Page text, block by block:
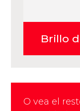
Brillo
O vea el